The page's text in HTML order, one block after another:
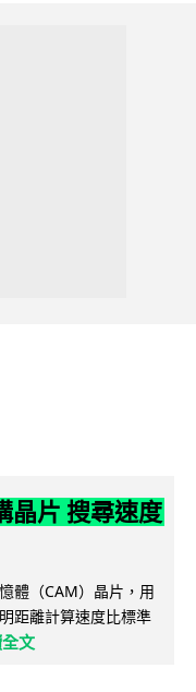
晶片 搜尋速度
體（CAM）晶片，用
距離計算速度比標準
文